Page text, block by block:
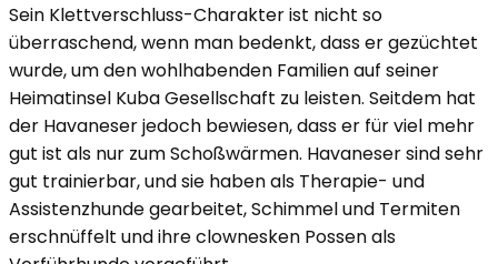
Sein Klettverschluss-Charakter ist nicht so
überraschend, wenn man bedenkt, dass er gezüchtet
wurde, um den wohlhabenden Familien auf seiner
Heimatinsel Kuba Gesellschaft zu leisten. Seitdem hat
der Havaneser jedoch bewiesen, dass er für viel mehr
gut ist als nur zum Schoßwärmen. Havaneser sind sehr
gut trainierbar, und sie haben als Therapie- und
Assistenzhunde gearbeitet, Schimmel und Termiten
erschnüffelt und ihre clownesken Possen als